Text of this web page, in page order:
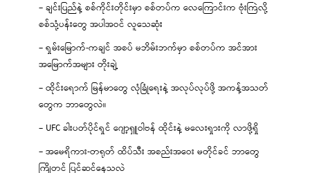
– ချင်းပြည်နဲ့ စစ်ကိုင်းတိုင်းမှာ စစ်တပ်က လေကြောင်းက ဗုံးကြဲလို့
စစ်သုံ့ပန်းတွေ အပါအဝင် လူသေဆုံး
– ရှမ်းမြောက်-ကချင် အစပ် မဘိမ်းဘက်မှာ စစ်တပ်က အင်အား
အမြောက်အများ တိုးချဲ့
– ထိုင်းရောက် မြန်မာတွေ လုံခြုံရေးနဲ့ အလုပ်လုပ်ဖို့ အကန့်အသတ်
တွေက ဘာတွေလဲ။
– UFC ခါးပတ်ပိုင်ရှင် ဂျော့ရှူဝါဗန် ထိုင်းနဲ့ မလေးရှားကို လာဖို့ရှိ
– အမေရိကား-တရုတ် ထိပ်သီး အစည်းအဝေး မတိုင်ခင် ဘာတွေ
ကြိုတင် ပြင်ဆင်နေသလဲ